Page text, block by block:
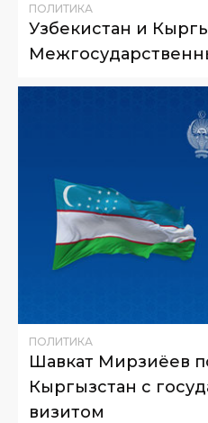
ПОЛИТИКА
Узбекистан и
ПОЛИТИКА
Шавкат Мирзиёев
Кыргызстан с
визитом